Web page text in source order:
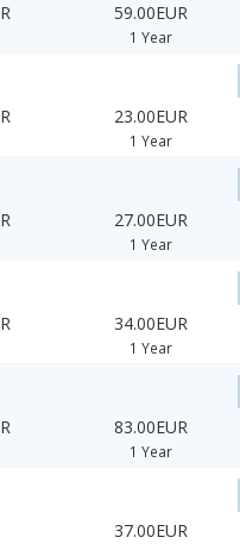
59.00EUR
1 Year
23.00EUR
1 Year
27.00EUR
1 Year
34.00EUR
1 Year
83.00EUR
1 Year
37.00EUR